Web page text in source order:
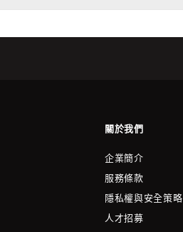
關於我們
企業簡介
服務條款
隱私權與安全策略
人才招募